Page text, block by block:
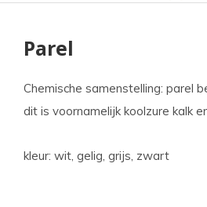
Parel
Chemische samenstelling: parel
dit is voornamelijk koolzure kalk
kleur: wit, gelig, grijs, zwart